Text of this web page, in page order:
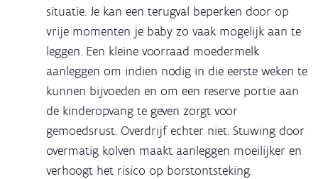
situatie. Je kan een terugval beperken door op
vrije momenten je baby zo vaak mogelijk aan te
leggen. Een kleine voorraad moedermelk
aanleggen om indien nodig in die eerste weken te
kunnen bijvoeden en om een reserve portie aan
de kinderopvang te geven zorgt voor
gemoedsrust. Overdrijf echter niet. Stuwing door
overmatig kolven maakt aanleggen moeilijker en
verhoogt het risico op borstontsteking.